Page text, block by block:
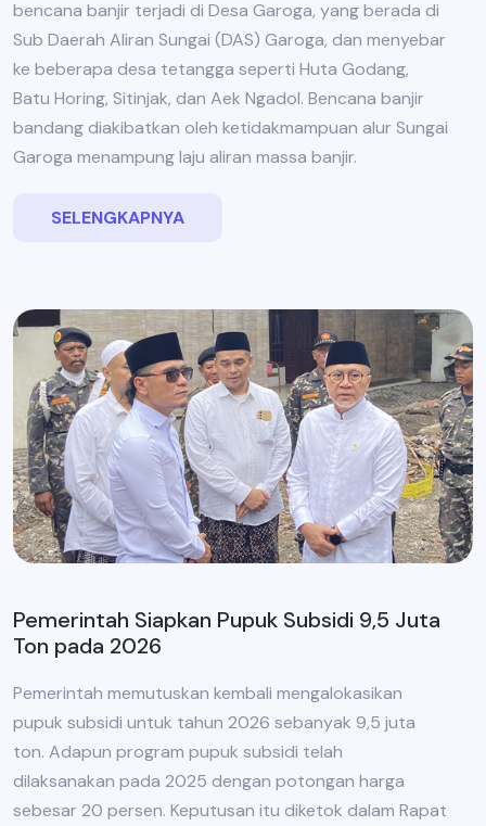
bencana banjir terjadi di Desa Garoga, yang berada di
Sub Daerah Aliran Sungai (DAS) Garoga, dan menyebar
ke beberapa desa tetangga seperti Huta Godang,
Batu Horing, Sitinjak, dan Aek Ngadol. Bencana banjir
bandang diakibatkan oleh ketidakmampuan alur Sungai
Garoga menampung laju aliran massa banjir.
SELENGKAPNYA
Pemerintah Siapkan Pupuk Subsidi 9,5 Juta
Ton pada 2026
Pemerintah memutuskan kembali mengalokasikan
pupuk subsidi untuk tahun 2026 sebanyak 9,5 juta
ton. Adapun program pupuk subsidi telah
dilaksanakan pada 2025 dengan potongan harga
sebesar 20 persen. Keputusan itu diketok dalam Rapat